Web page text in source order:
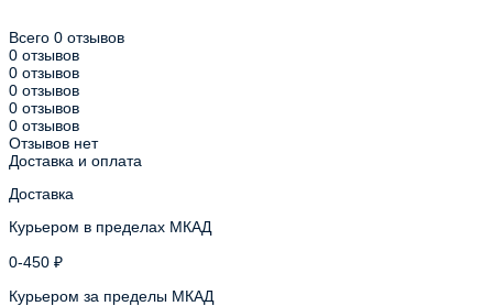
Всего 0 отзывов
0 отзывов
0 отзывов
0 отзывов
0 отзывов
0 отзывов
Отзывов нет
Доставка и оплата
Доставка
Курьером в пределах МКАД
0-450 ₽
Курьером за пределы МКАД